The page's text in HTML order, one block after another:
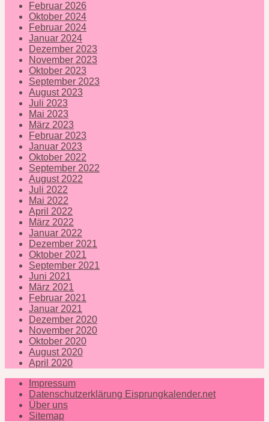
Februar 2026
Oktober 2024
Februar 2024
Januar 2024
Dezember 2023
November 2023
Oktober 2023
September 2023
August 2023
Juli 2023
Mai 2023
März 2023
Februar 2023
Januar 2023
Oktober 2022
September 2022
August 2022
Juli 2022
Mai 2022
April 2022
März 2022
Januar 2022
Dezember 2021
Oktober 2021
September 2021
Juni 2021
März 2021
Februar 2021
Januar 2021
Dezember 2020
November 2020
Oktober 2020
August 2020
April 2020
Impressum
Datenschutzerklärung Eisprungkalender.net
Über uns
Sitemap